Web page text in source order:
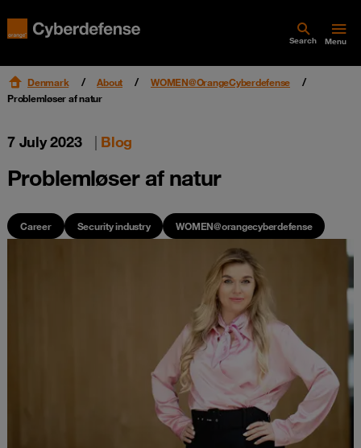
Search Menu
Denmark About
WOMEN@OrangeCyberdefense
Problemløser af natur
7 July 2023 | Blog
Problemløser af natur
Career Security industry WOMEN@orangecyberdefense